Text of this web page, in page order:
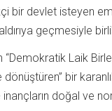
bir devlet isteyen
geçmesiyle
Laik
bir
inançların doğal ve